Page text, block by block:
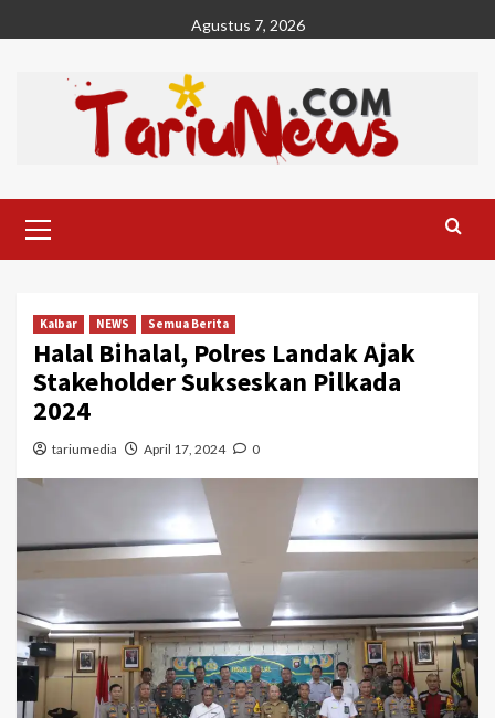
to
Agustus 7, 2026
Menu
Kalbar NEWS Semua Berita
Halal Bihalal, Polres Landak Ajak
Stakeholder Sukseskan Pilkada
2024
tariumedia April 17, 2024 0